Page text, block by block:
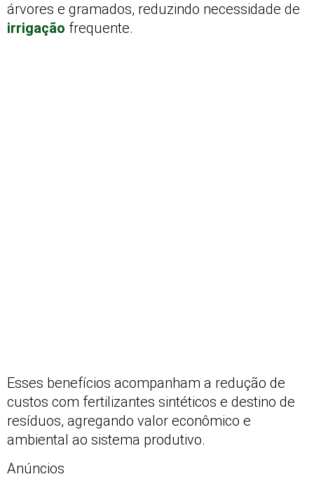
árvores e gramados, reduzindo necessidade de
irrigação frequente.
Esses benefícios acompanham a redução de
custos com fertilizantes sintéticos e destino de
resíduos, agregando valor econômico e
ambiental ao sistema produtivo.
Anúncios